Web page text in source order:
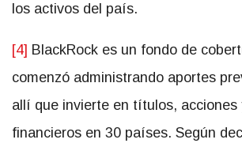
los activos del país.
[4] BlackRock es un fondo de
comenzó administrando aportes
allí que invierte en títulos, acciones
financieros en 30 países. Según